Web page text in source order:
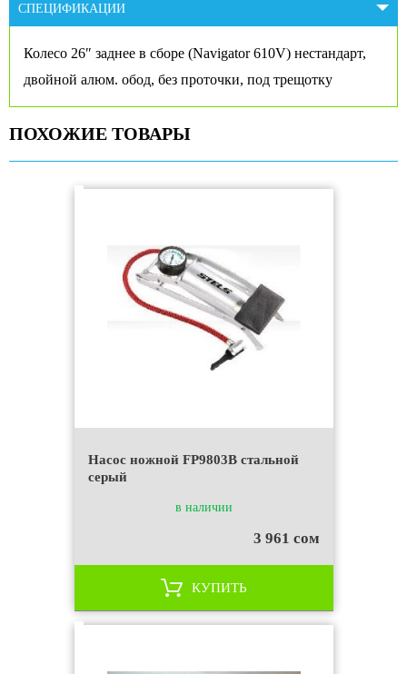
СПЕЦИФИКАЦИИ
Колесо 26″ заднее в сборе (Navigator 610V) нестандарт,
двойной алюм. обод, без проточки, под трещотку
ПОХОЖИЕ ТОВАРЫ
Насос ножной FP9803B стальной
серый
в наличии
3 961 сом
КУПИТЬ